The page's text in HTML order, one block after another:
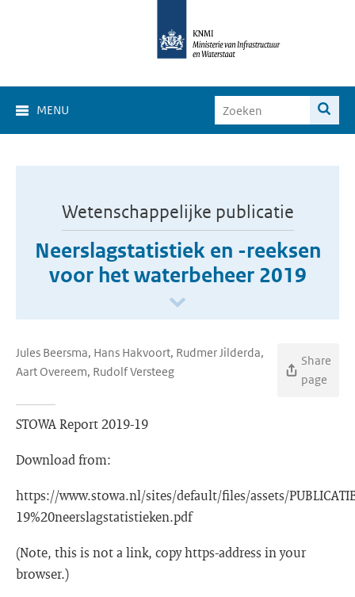
MENU
Wetenschappelijke publicatie
Neerslagstatistiek en -reeksen
voor het waterbeheer 2019
Jules Beersma, Hans Hakvoort, Rudmer Jilderda,
Aart Overeem, Rudolf Versteeg
Share
page
STOWA Report 2019-19
Download from:
https://www.stowa.nl/sites/default/files/assets/
19%20neerslagstatistieken.pdf
(Note, this is not a link, copy https-address in your
browser.)